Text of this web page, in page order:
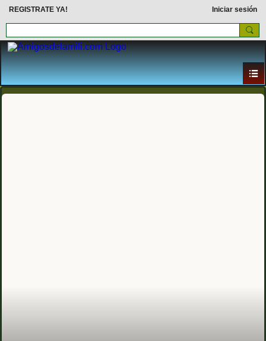
REGISTRATE YA! Iniciar sesión